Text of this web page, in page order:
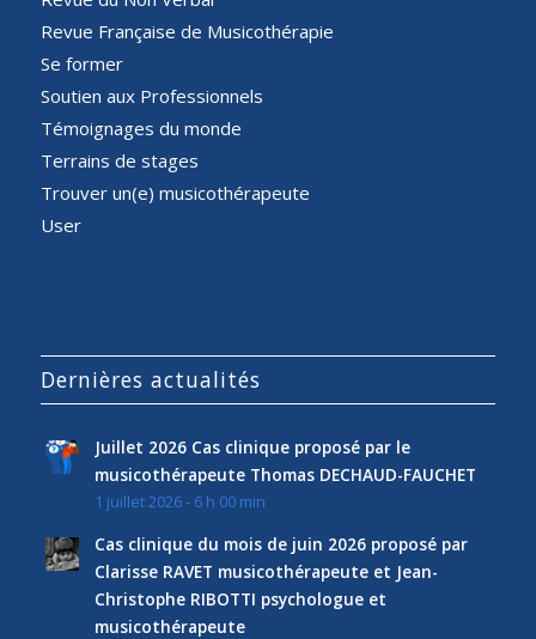
Revue Française de Musicothérapie
Se former
Soutien aux Professionnels
Témoignages du monde
Terrains de stages
Trouver un(e) musicothérapeute
User
Dernières actualités
Juillet 2026 Cas clinique proposé par le
musicothérapeute Thomas DECHAUD-FAUCHET
1 juillet 2026 - 6 h 00 min
Cas clinique du mois de juin 2026 proposé par
Clarisse RAVET musicothérapeute et Jean-
Christophe RIBOTTI psychologue et
musicothérapeute